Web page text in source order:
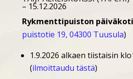
– 15.12.2026
Rykmenttipuiston päiväkoti
puistotie 19, 04300 Tuusula)
1.9.2026 alkaen tiistaisin
(ilmoittaudu tästä)